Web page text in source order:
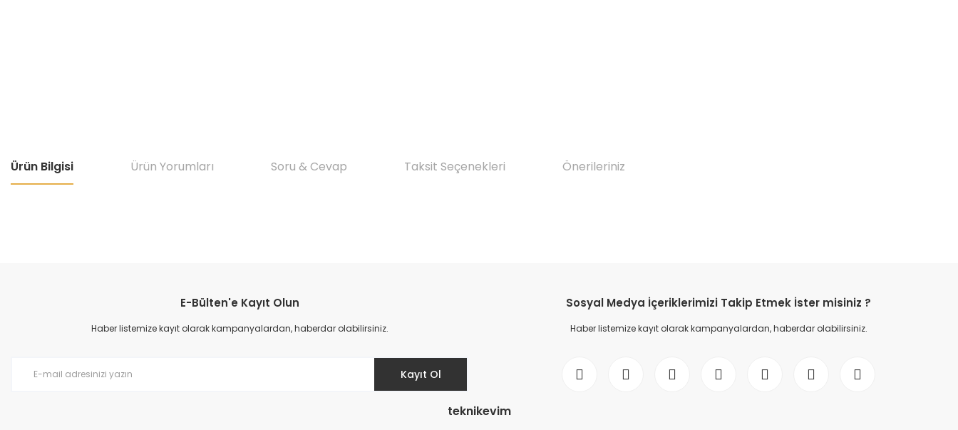
Ürün Bilgisi Ürün Yorumları Soru & Cevap Taksit Seçenekleri Önerileriniz
Ürün resmi kalitesiz, bozuk veya görüntülenemiyor.
Ürün açıklamasında eksik bilgiler bulunuyor.
E-Bülten'e Kayıt Olun
Haber listemize kayıt olarak kampanyalardan, haberdar olabilirsiniz.
Kayıt Ol
Sosyal Medya İçeriklerimizi Takip Etmek İster misiniz ?
Haber listemize kayıt olarak kampanyalardan, haberdar olabilirsiniz.
teknikevim